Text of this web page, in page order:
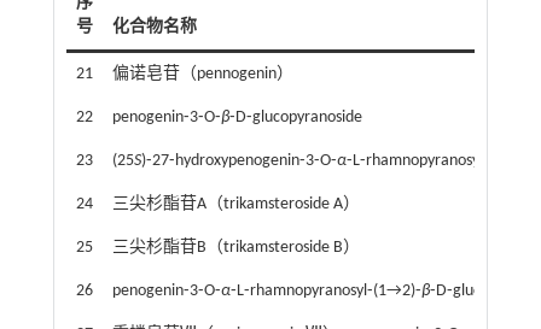
号
化合物名称
21 偏诺皂苷（pennogenin）
22 penogenin⁃3⁃O⁃β⁃D⁃glucopyranoside
23 (25S)⁃27⁃hydroxypenogenin⁃3⁃O⁃α
24 三尖杉酯苷A（trikamsteroside A）
25 三尖杉酯苷B（trikamsteroside B）
26 penogenin⁃3⁃O⁃α⁃L⁃rhamnopyranosyl⁃(1→2)⁃β